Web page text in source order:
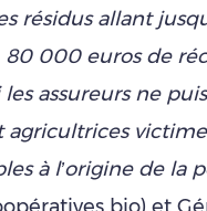
résidus allant
000 euros de
assureurs ne
à l’origine de la